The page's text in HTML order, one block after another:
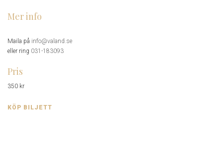
Mer info
Maila på info@valand.se
eller ring 031-183093
Pris
350 kr
KÖP BILJETT